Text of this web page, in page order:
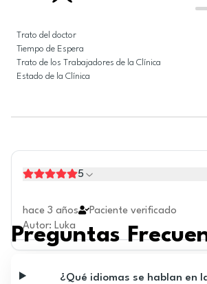
Trato del doctor
Tiempo de Espera
Trato de los Trabajadores de la Clínica
Estado de la Clínica
5
hace 3 años
Paciente verificado
Autor: Luka
Preguntas
¿Qué idiomas se hablan en